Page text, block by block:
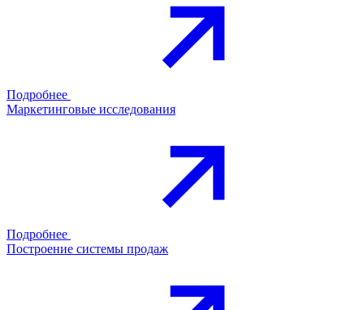
Подробнее
Маркетинговые исследования
Подробнее
Построение системы продаж